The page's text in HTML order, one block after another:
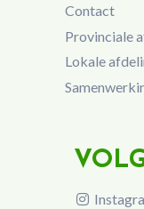
Contact
Provinciale
Lokale